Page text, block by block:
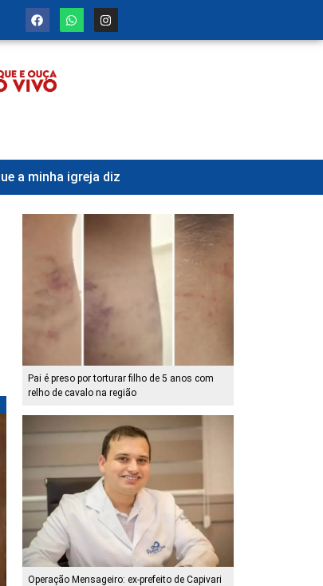
a minha igreja diz
Pai é preso por torturar filho de 5 anos com
relho de cavalo na região
Operação Mensageiro: ex-prefeito de Capivari